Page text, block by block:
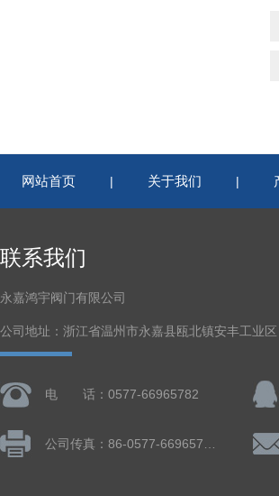
网站首页 | 关于我们 |
联系我们
永嘉鸿宇阀门有限公司
公司地址：浙江省温州市永嘉县瓯北镇安丰工业
电 话：0577-66965782